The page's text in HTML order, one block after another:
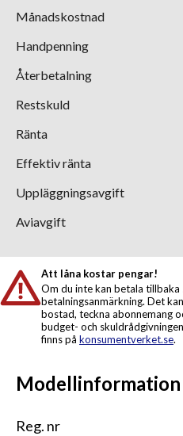
Månadskostnad
Handpenning
Återbetalning
Restskuld
Ränta
Effektiv ränta
Uppläggningsavgift
Aviavgift
Att låna kostar pengar!
Om du inte kan betala
betalningsanmärkning. Det
bostad, teckna abonnemang
budget- och
finns på konsumentverket.se.
Modellinformation
Reg. nr